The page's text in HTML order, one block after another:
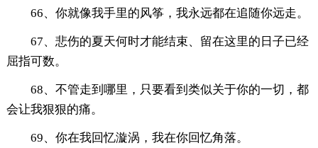
66、你就像我手里的风筝，我永远都在追随你远走。
67、悲伤的夏天何时才能结束、留在这里的日子已经
屈指可数。
68、不管走到哪里，只要看到类似关于你的一切，都
会让我狠狠的痛。
69、你在我回忆漩涡，我在你回忆角落。